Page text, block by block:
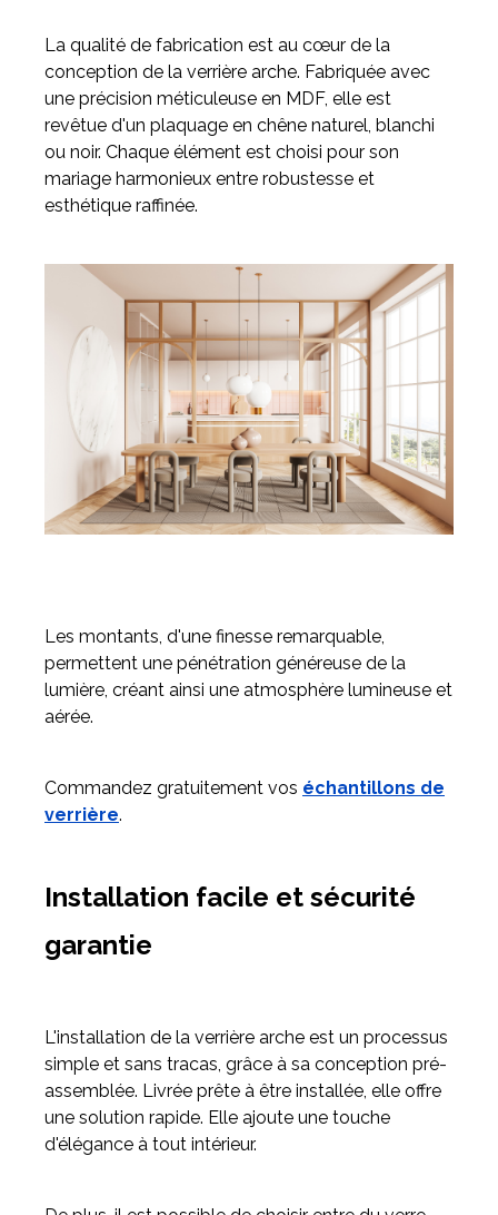
La qualité de fabrication est au cœur de la
conception de la verrière arche. Fabriquée avec
une précision méticuleuse en MDF, elle est
revêtue d'un plaquage en chêne naturel, blanchi
ou noir. Chaque élément est choisi pour son
mariage harmonieux entre robustesse et
esthétique raffinée.
Les montants, d'une finesse remarquable,
permettent une pénétration généreuse de la
lumière, créant ainsi une atmosphère lumineuse et
aérée.
Commandez gratuitement vos échantillons de
verrière.
Installation facile et sécurité
garantie
L'installation de la verrière arche est un processus
simple et sans tracas, grâce à sa conception pré-
assemblée. Livrée prête à être installée, elle offre
une solution rapide. Elle ajoute une touche
d'élégance à tout intérieur.